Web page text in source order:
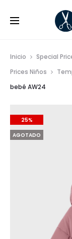
Inicio Special
Prices Niños
bebé AW24
25%
AGOTADO